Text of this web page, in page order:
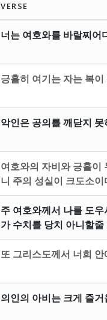
VERSE
너는 여호와를 바랄찌어
긍휼히 여기는 자는 복
악인은 공의를 깨닫지
여호와의 자비와 긍휼이
니 주의 성실이 크도소이
주 여호와께서 나를 도
가 수치를 당치 아니할줄
또 그리스도께서 너희
의인의 아비는 크게 즐